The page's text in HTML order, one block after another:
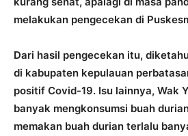
melakukan pengecekan di
Dari hasil pengecekan itu,
di kabupaten kepulauan
positif Covid-19. Isu lainnya, Wak
banyak mengkonsumsi buah
memakan buah durian terlalu